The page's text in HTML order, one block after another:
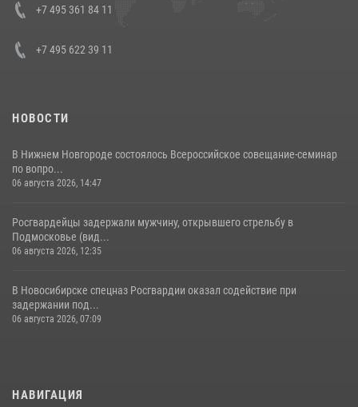
+7 495 361 84 11
+7 495 622 39 11
НОВОСТИ
В Нижнем Новгороде состоялось Всероссийское совещание-семинар
по вопро...
06 августа 2026, 14:47
Росгвардейцы задержали мужчину, открывшего стрельбу в
Подмосковье (вид...
06 августа 2026, 12:35
В Новосибирске спецназ Росгвардии оказал содействие при
задержании под...
06 августа 2026, 07:09
НАВИГАЦИЯ